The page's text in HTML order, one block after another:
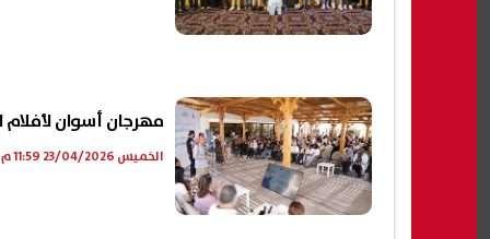
مهرجان أسوان لأفلام
الخميس 23/04/2026 11:59 م